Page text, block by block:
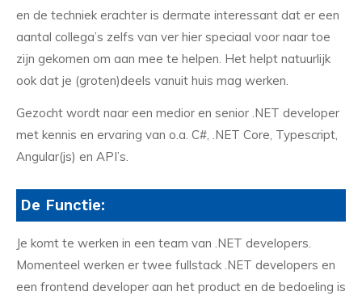
en de techniek erachter is dermate interessant dat er een
aantal collega’s zelfs van ver hier speciaal voor naar toe
zijn gekomen om aan mee te helpen. Het helpt natuurlijk
ook dat je (groten)deels vanuit huis mag werken.
Gezocht wordt naar een medior en senior .NET developer
met kennis en ervaring van o.a. C#, .NET Core, Typescript,
Angular(js) en API’s.
De Functie:
Je komt te werken in een team van .NET developers.
Momenteel werken er twee fullstack .NET developers en
een frontend developer aan het product en de bedoeling is